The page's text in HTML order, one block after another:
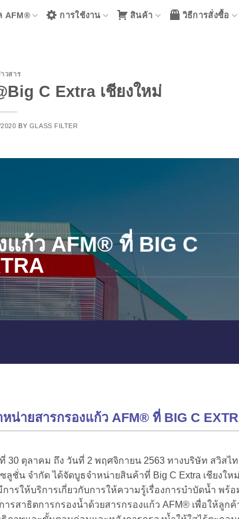
AFM® การใช้งาน สินค้า วิธีการสั่งซื้อ
วสาร
C Extra เชียงใหม่
BY GLASS FILTER
ก้ว AFM® ที่ BIG C
น่ายสารกรองแก้ว AFM® ที่ BIG C
30 ตุลาคม ถึง วันที่ 2 พฤศจิกายน 2563 ทางบริษัท สวิสไ
ซลูชั่น จำกัด ได้จัดบูธจำหน่ายสินค้าที่ Big C Extra เชียงให
การให้บริการเกี่ยวกับการให้ความรู้เรื่องการบำบัดน้ำ พร้
ารสาธิตการกรองน้ำด้วยสารกรองแก้ว AFM® เพื่อให้ลูกค้